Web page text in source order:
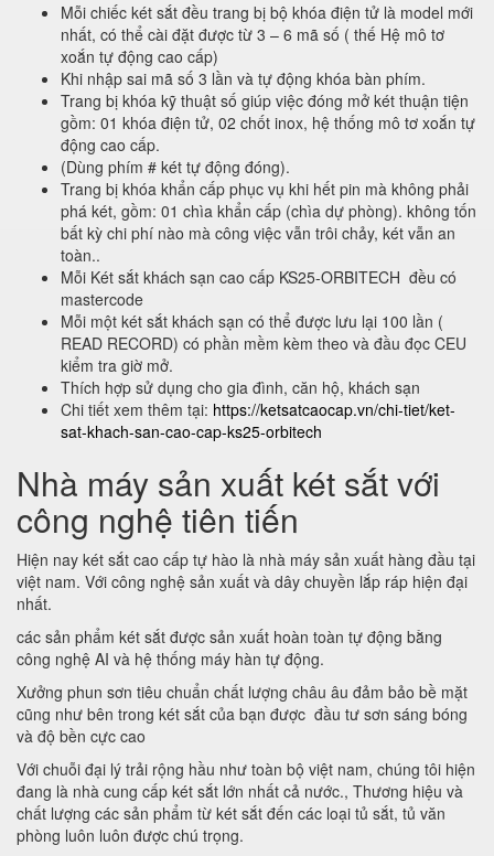
Mỗi chiếc két sắt đều trang bị bộ khóa điện tử là model mới
nhất, có thể cài đặt được từ 3 – 6 mã số ( thế Hệ mô tơ
xoắn tự động cao cấp)
Khi nhập sai mã số 3 lần và tự động khóa bàn phím.
Trang bị khóa kỹ thuật số giúp việc đóng mở két thuận tiện
gồm: 01 khóa điện tử, 02 chốt inox, hệ thống mô tơ xoắn tự
động cao cấp.
(Dùng phím # két tự động đóng).
Trang bị khóa khẩn cấp phục vụ khi hết pin mà không phải
phá két, gồm: 01 chìa khẩn cấp (chìa dự phòng). không tốn
bất kỳ chi phí nào mà công việc vẫn trôi chảy, két vẫn an
toàn..
Mỗi Két sắt khách sạn cao cấp KS25-ORBITECH đều có
mastercode
Mỗi một két sắt khách sạn có thể được lưu lại 100 lần (
READ RECORD) có phần mềm kèm theo và đầu đọc CEU
kiểm tra giờ mở.
Thích hợp sử dụng cho gia đình, căn hộ, khách sạn
Chi tiết xem thêm tại: https://ketsatcaocap.vn/chi-tiet/ket-
sat-khach-san-cao-cap-ks25-orbitech
Nhà máy sản xuất két sắt với
công nghệ tiên tiến
Hiện nay két sắt cao cấp tự hào là nhà máy sản xuất hàng đầu tại
việt nam. Với công nghệ sản xuất và dây chuyền lắp ráp hiện đại
nhất.
các sản phẩm két sắt được sản xuất hoàn toàn tự động bằng
công nghệ AI và hệ thống máy hàn tự động.
Xưởng phun sơn tiêu chuẩn chất lượng châu âu đảm bảo bề mặt
cũng như bên trong két sắt của bạn được đầu tư sơn sáng bóng
và độ bền cực cao
Với chuỗi đại lý trải rộng hầu như toàn bộ việt nam, chúng tôi hiện
đang là nhà cung cấp két sắt lớn nhất cả nước., Thương hiệu và
chất lượng các sản phẩm từ két sắt đến các loại tủ sắt, tủ văn
phòng luôn luôn được chú trọng.